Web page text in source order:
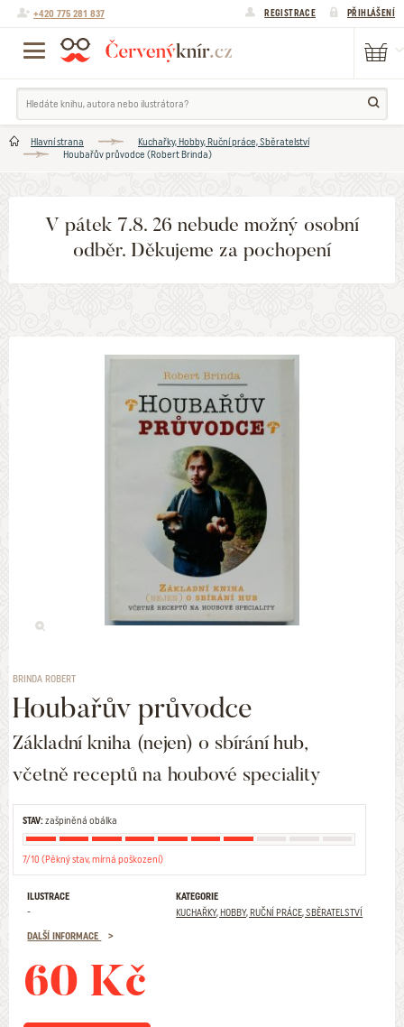
+420 775 281 837 REGISTRACE PŘIHLÁŠENÍ
Hlavní strana
Kuchařky, Hobby, Ruční práce, Sběratelství
Houbařův průvodce (Robert Brinda)
V pátek 7.8. 26 nebude možný osobní
odběr. Děkujeme za pochopení
BRINDA ROBERT
Houbařův průvodce
Základní kniha (nejen) o sbírání hub,
včetně receptů na houbové speciality
STAV:zašpiněná obálka
7/10 (Pěkný stav, mírná poškození)
ILUSTRACE
-
KATEGORIE
KUCHAŘKY, HOBBY, RUČNÍ PRÁCE, SBĚRATELSTVÍ
DALŠÍ INFORMACE
60 Kč